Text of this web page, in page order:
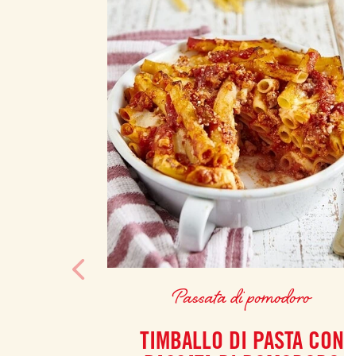
Passata di pomodoro
TIMBALLO DI PASTA CON